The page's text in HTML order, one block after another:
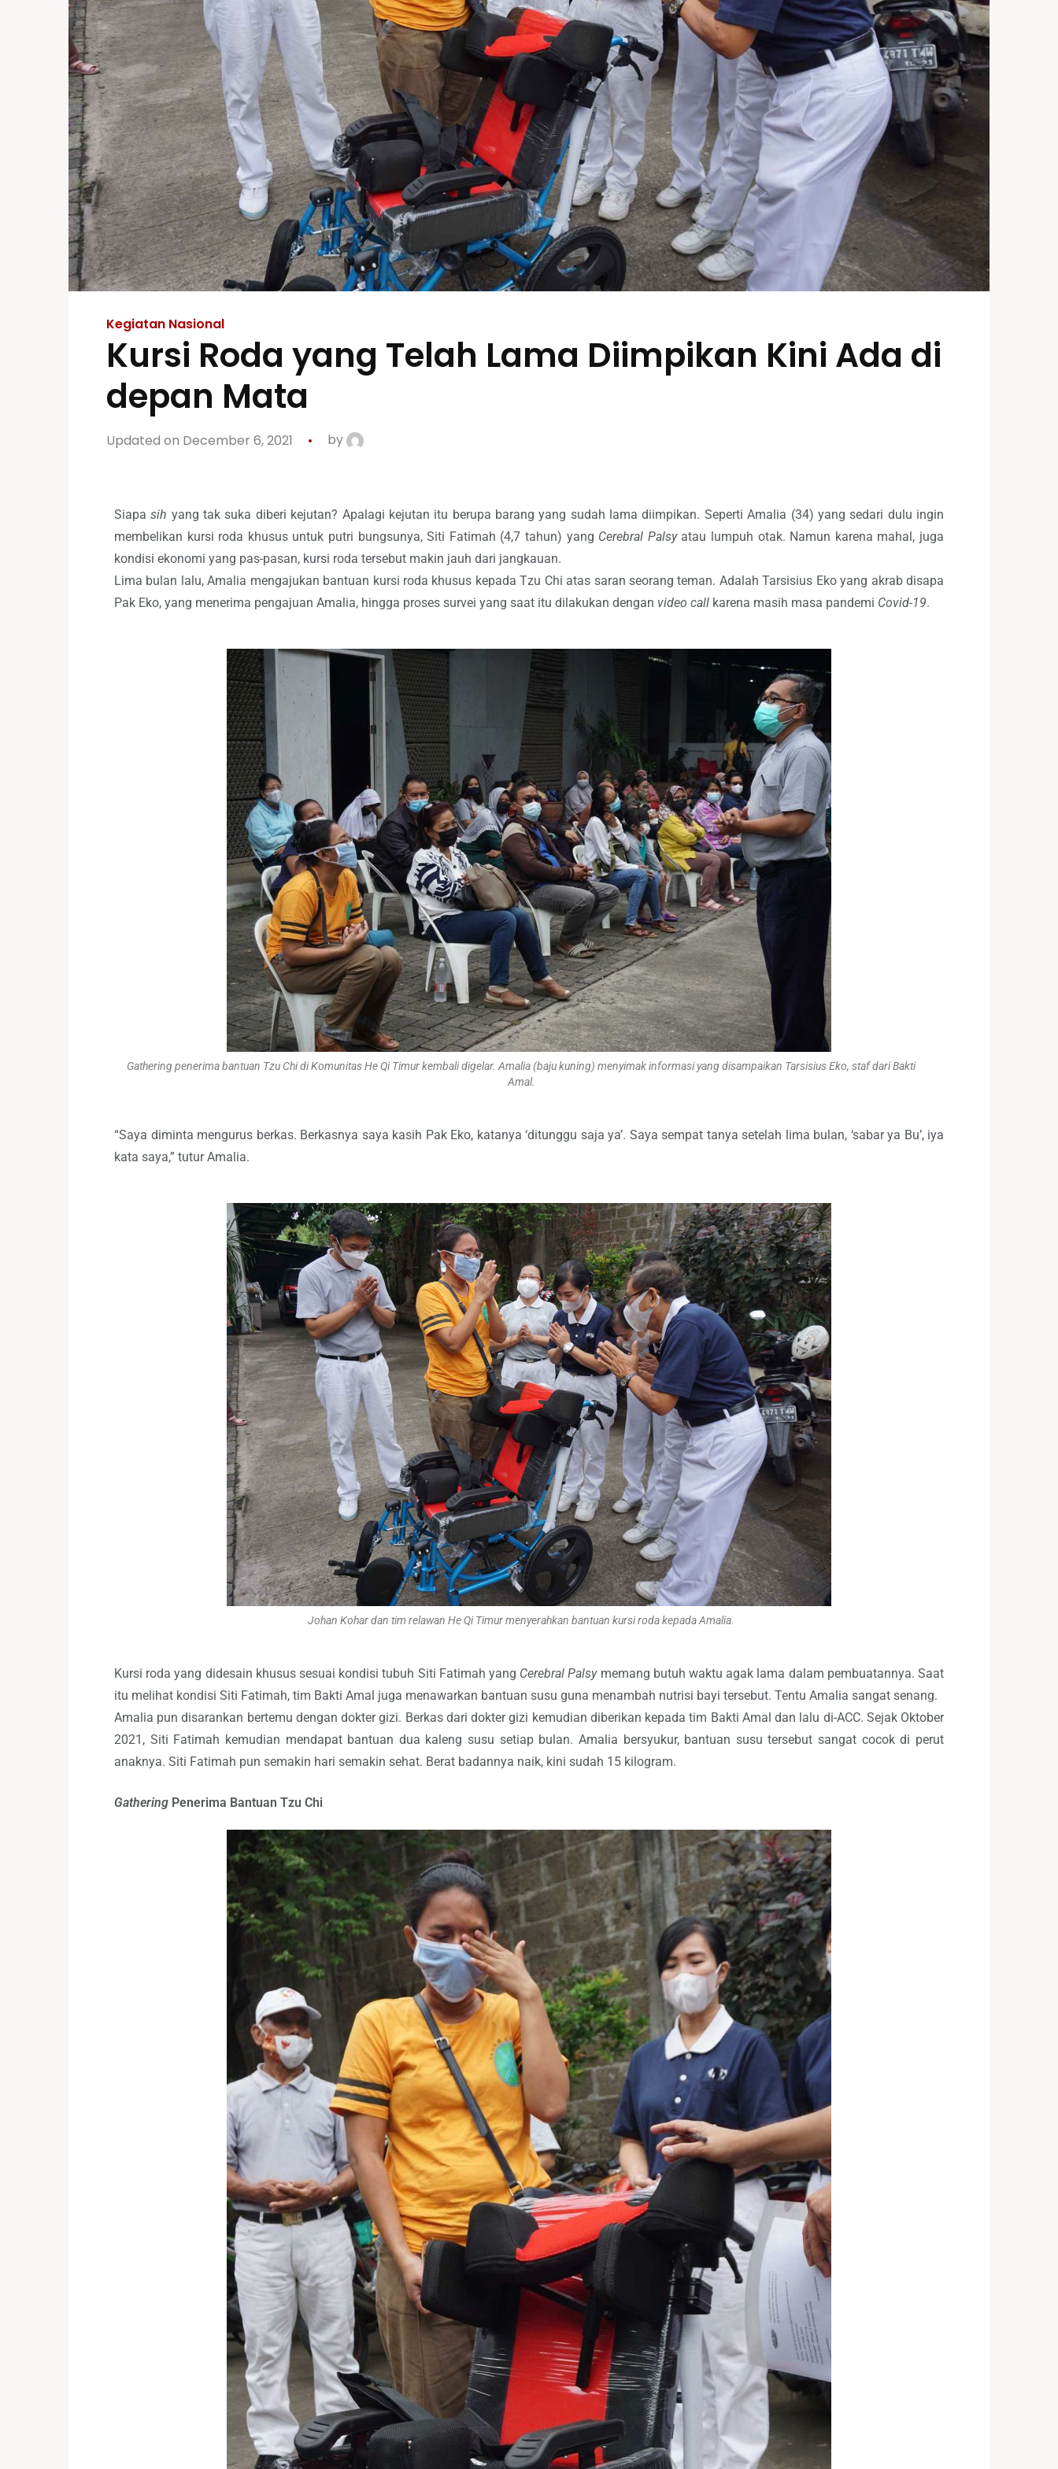
Kegiatan Nasional
Kursi Roda yang Telah Lama Diimpikan Kini Ada di
depan Mata
Updated on December 6, 2021 by
Siapasih yang tak suka diberi kejutan? Apalagi kejutan itu berupa barang yang sudah lama diimpikan. Seperti Amalia (34) yang sedari dulu ingin
membelikan kursi roda khusus untuk putri bungsunya, Siti Fatimah (4,7 tahun) yang Cerebral Palsyatau lumpuh otak. Namun karena mahal, juga
kondisi ekonomi yang pas-pasan, kursi roda tersebut makin jauh dari jangkauan.
Lima bulan lalu, Amalia mengajukan bantuan kursi roda khusus kepada Tzu Chi atas saran seorang teman. Adalah Tarsisius Eko yang akrab disapa
Pak Eko, yang menerima pengajuan Amalia, hingga proses survei yang saat itu dilakukan dengan video call karena masih masa pandemi Covid-19.
Gathering penerima bantuan Tzu Chi di Komunitas He Qi Timur kembali digelar. Amalia (baju kuning) menyimak informasi yang disampaikan Tarsisius Eko, staf dari Bakti
Amal.
“Saya diminta mengurus berkas. Berkasnya saya kasih Pak Eko, katanya ‘ditunggu saja ya’. Saya sempat tanya setelah lima bulan, ‘sabar ya Bu’, iya
kata saya,” tutur Amalia.
Johan Kohar dan tim relawan He Qi Timur menyerahkan bantuan kursi roda kepada Amalia.
Kursi roda yang didesain khusus sesuai kondisi tubuh Siti Fatimah yang Cerebral Palsymemang butuh waktu agak lama dalam pembuatannya. Saat
itu melihat kondisi Siti Fatimah, tim Bakti Amal juga menawarkan bantuan susu guna menambah nutrisi bayi tersebut. Tentu Amalia sangat senang.
Amalia pun disarankan bertemu dengan dokter gizi. Berkas dari dokter gizi kemudian diberikan kepada tim Bakti Amal dan lalu di-ACC. Sejak Oktober
2021, Siti Fatimah kemudian mendapat bantuan dua kaleng susu setiap bulan. Amalia bersyukur, bantuan susu tersebut sangat cocok di perut
anaknya. Siti Fatimah pun semakin hari semakin sehat. Berat badannya naik, kini sudah 15 kilogram.
Gathering Penerima Bantuan Tzu Chi